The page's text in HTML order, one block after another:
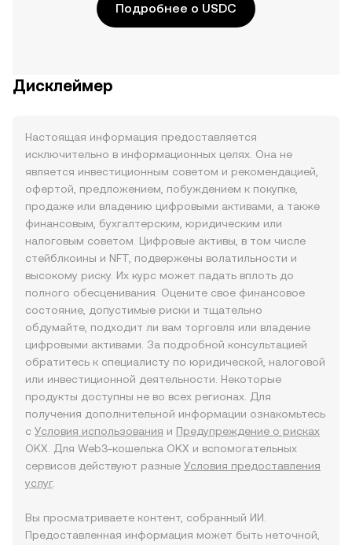
Подробнее о USDC
Дисклеймер
Настоящая информация предоставляется
исключительно в информационных целях. Она не
является инвестиционным советом и рекомендацией,
офертой, предложением, побуждением к покупке,
продаже или владению цифровыми активами, а также
финансовым, бухгалтерским, юридическим или
налоговым советом. Цифровые активы, в том числе
стейблкоины и NFT, подвержены волатильности и
высокому риску. Их курс может падать вплоть до
полного обесценивания. Оцените свое финансовое
состояние, допустимые риски и тщательно
обдумайте, подходит ли вам торговля или владение
цифровыми активами. За подробной консультацией
обратитесь к специалисту по юридической, налоговой
или инвестиционной деятельности. Некоторые
продукты доступны не во всех регионах. Для
получения дополнительной информации ознакомьтесь
с Условия использования и Предупреждение о рисках
OKX. Для Web3-кошелька OKX и вспомогательных
сервисов действуют разные Условия предоставления
услуг.
Вы просматриваете контент, собранный ИИ.
Предоставленная информация может быть неточной,